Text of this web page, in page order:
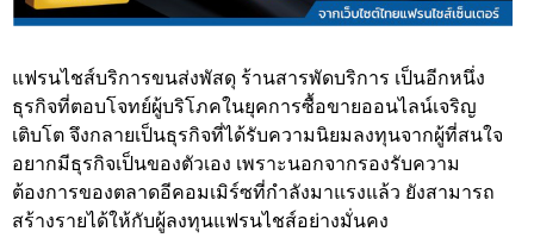
แฟรนไชส์บริการขนส่งพัสดุ ร้านสารพัดบริการ เป็นอีกหนึ่ง
ธุรกิจที่ตอบโจทย์ผู้บริโภคในยุคการซื้อขายออนไลน์เจริญ
เติบโต จึงกลายเป็นธุรกิจที่ได้รับความนิยมลงทุนจากผู้ที่สนใจ
อยากมีธุรกิจเป็นของตัวเอง เพราะนอกจากรองรับความ
ต้องการของตลาดอีคอมเมิร์ซที่กำลังมาแรงแล้ว ยังสามารถ
สร้างรายได้ให้กับผู้ลงทุนแฟรนไชส์อย่างมั่นคง